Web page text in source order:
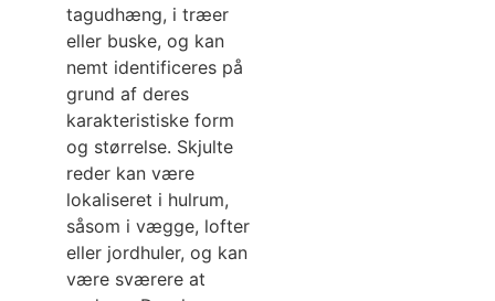
tagudhæng, i træer
eller buske, og kan
nemt identificeres på
grund af deres
karakteristiske form
og størrelse. Skjulte
reder kan være
lokaliseret i hulrum,
såsom i vægge, lofter
eller jordhuler, og kan
være sværere at